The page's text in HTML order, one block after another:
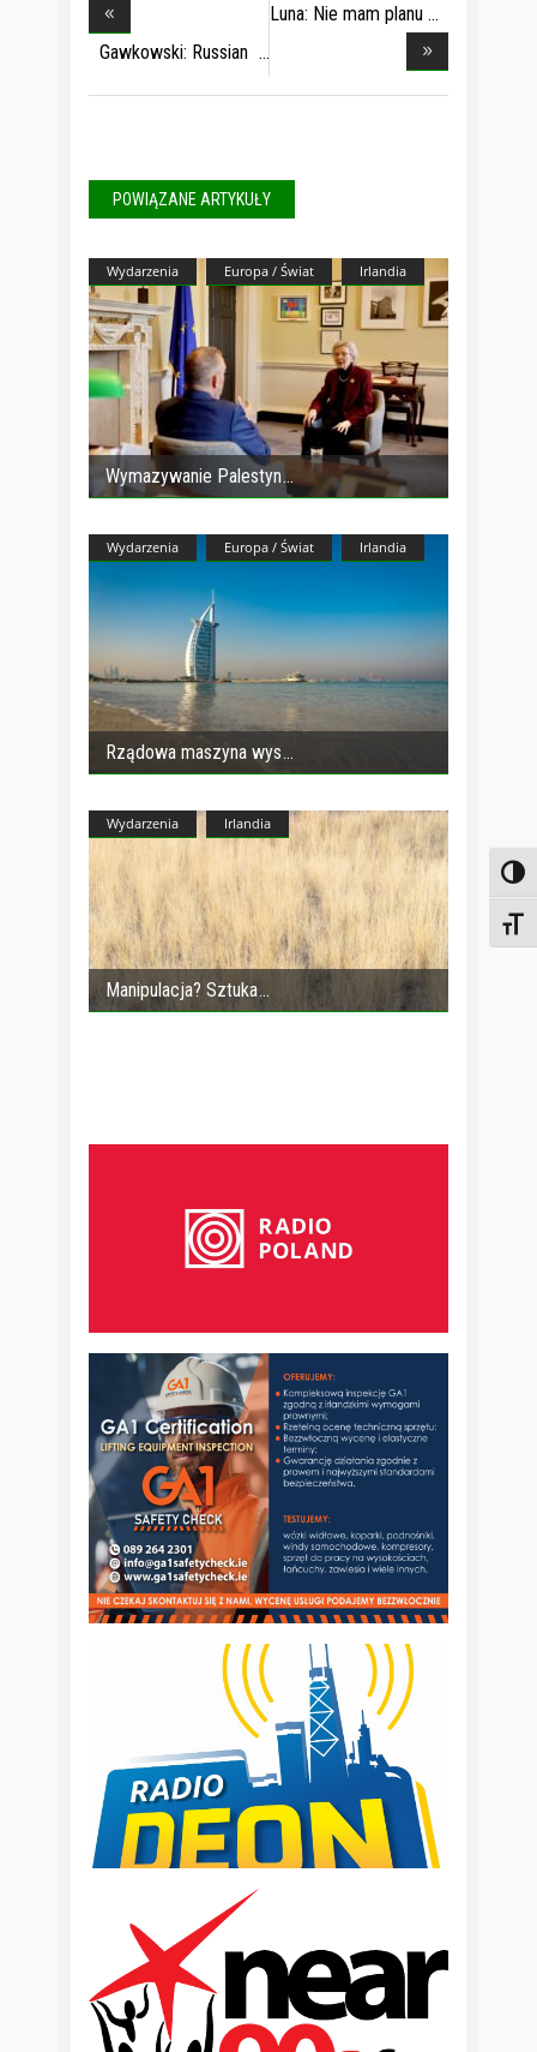
Gawkowski: Russian
Luna: Nie mam planu
POWIĄZANE ARTYKUŁY
Wydarzenia Europa / Świat Irlandia
Wymazywanie Palestyn
Wydarzenia Europa / Świat Irlandia
Rządowa maszyna wys
Wydarzenia Irlandia
Manipulacja? Sztuka